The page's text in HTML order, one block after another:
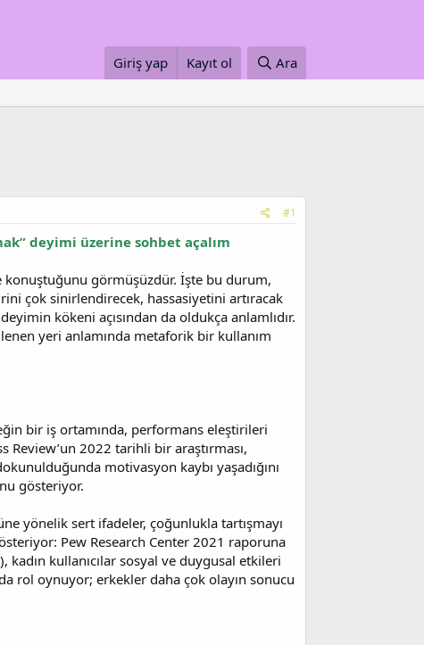
Giriş yap Kayıt ol Ara
#1
deyimi üzerine sohbet açalım
konuştuğunu görmüşüzdür. İşte bu durum,
çok sinirlendirecek, hassasiyetini artıracak
kökeni açısından da oldukça anlamlıdır.
yeri anlamında metaforik bir kullanım
bir iş ortamında, performans eleştirileri
Review’un 2022 tarihli bir araştırması,
motivasyon kaybı yaşadığını
gösteriyor.
yönelik sert ifadeler, çoğunlukla tartışmayı
Pew Research Center 2021 raporuna
kullanıcılar sosyal ve duygusal etkileri
rol oynuyor; erkekler daha çok olayın sonucu